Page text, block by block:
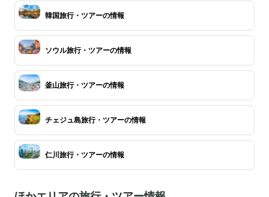
韓国旅行・ツアーの情報
ソウル旅行・ツアーの情報
釜山旅行・ツアーの情報
チェジュ島旅行・ツアーの情報
仁川旅行・ツアーの情報